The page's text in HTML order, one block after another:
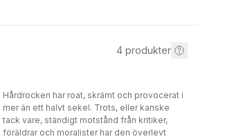
4 produkter
Hårdrocken har roat, skrämt och provocerat i
mer än ett halvt sekel. Trots, eller kanske
tack vare, ständigt motstånd från kritiker,
föräldrar och moralister har den överlevt